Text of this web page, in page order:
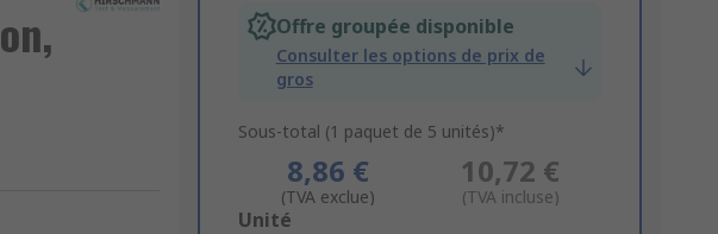
Offre groupée disponible
Consulter les options de prix de
gros
Sous-total (1 paquet de 5 unités)*
8,86 €
(TVA exclue)
10,72 €
(TVA incluse)
Add
Unité